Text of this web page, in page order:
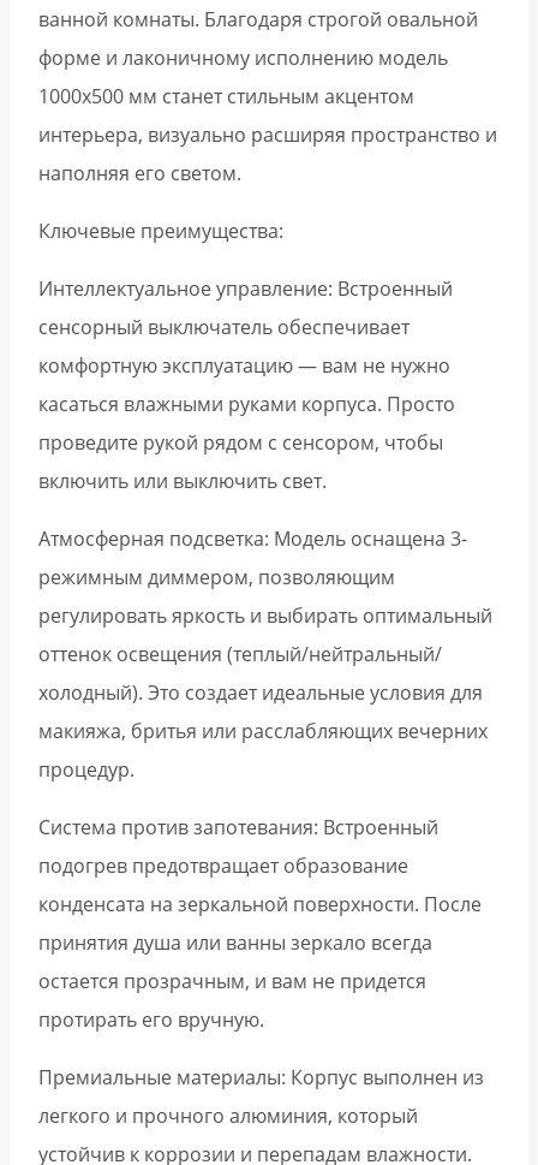
ванной комнаты. Благодаря строгой овальной
форме и лаконичному исполнению модель
1000х500 мм станет стильным акцентом
интерьера, визуально расширяя пространство и
наполняя его светом.
Ключевые преимущества:
Интеллектуальное управление: Встроенный
сенсорный выключатель обеспечивает
комфортную эксплуатацию — вам не нужно
касаться влажными руками корпуса. Просто
проведите рукой рядом с сенсором, чтобы
включить или выключить свет.
Атмосферная подсветка: Модель оснащена 3-
режимным диммером, позволяющим
регулировать яркость и выбирать оптимальный
оттенок освещения (теплый/нейтральный/
холодный). Это создает идеальные условия для
макияжа, бритья или расслабляющих вечерних
процедур.
Система против запотевания: Встроенный
подогрев предотвращает образование
конденсата на зеркальной поверхности. После
принятия душа или ванны зеркало всегда
остается прозрачным, и вам не придется
протирать его вручную.
Премиальные материалы: Корпус выполнен из
легкого и прочного алюминия, который
устойчив к коррозии и перепадам влажности.